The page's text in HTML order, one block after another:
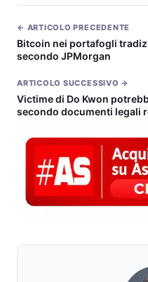
← ARTICOLO PRECEDENTE
Bitcoin nei portafogli
secondo JPMorgan
ARTICOLO SUCCESSIVO →
Victime di Do Kwon
secondo documenti legali